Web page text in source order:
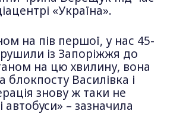
«Україна».
на пів першої, у нас 45-
із Запоріжжя до
на цю хвилину, вона
блокпосту Василівка і
знову ж таки не
– зазначила